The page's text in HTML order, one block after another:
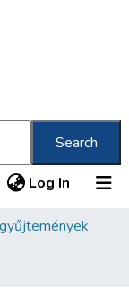
Search
Log In (current)